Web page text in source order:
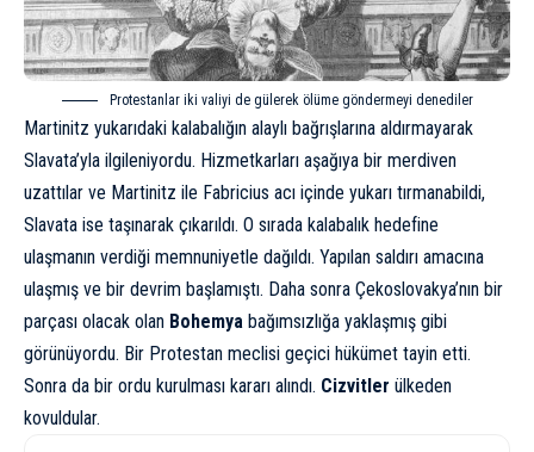
Protestanlar iki valiyi de gülerek ölüme göndermeyi denediler
Martinitz yukarıdaki kalabalığın alaylı bağrışlarına aldırmayarak
Slavata’yla ilgileniyordu. Hizmetkarları aşağıya bir merdiven
uzattılar ve Martinitz ile Fabricius acı içinde yukarı tırmanabildi,
Slavata ise taşınarak çıkarıldı. O sırada kalabalık hedefine
ulaşmanın verdiği memnuniyetle dağıldı. Yapılan saldırı amacına
ulaşmış ve bir devrim başlamıştı. Daha sonra Çekoslovakya’nın bir
parçası olacak olan Bohemya bağımsızlığa yaklaşmış gibi
görünüyordu. Bir Protestan meclisi geçici hükümet tayin etti.
Sonra da bir ordu kurulması kararı alındı. Cizvitler ülkeden
kovuldular.